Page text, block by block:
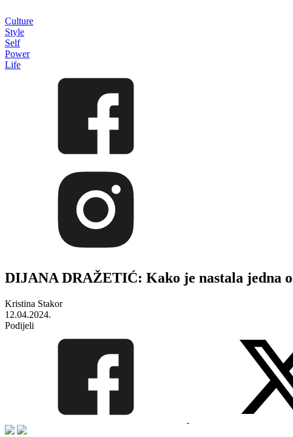
Culture
Style
Self
Power
Life
DIJANA DRAŽETIĆ: Kako je nastala jedna
Kristina Stakor
12.04.2024.
Podijeli